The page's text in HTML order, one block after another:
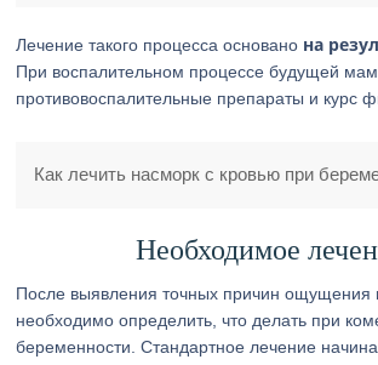
Лечение такого процесса основано на
При воспалительном процессе будущей
противовоспалительные препараты и курс
Как лечить насморк с кровью при
Необходимое
После выявления точных причин ощущения
необходимо определить, что делать при
беременности. Стандартное лечение